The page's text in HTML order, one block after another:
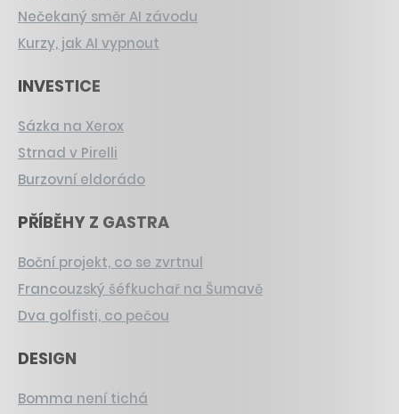
Nečekaný směr AI závodu
Kurzy, jak AI vypnout
INVESTICE
Sázka na Xerox
Strnad v Pirelli
Burzovní eldorádo
PŘÍBĚHY Z GASTRA
Boční projekt, co se zvrtnul
Francouzský šéfkuchař na Šumavě
Dva golfisti, co pečou
DESIGN
Bomma není tichá